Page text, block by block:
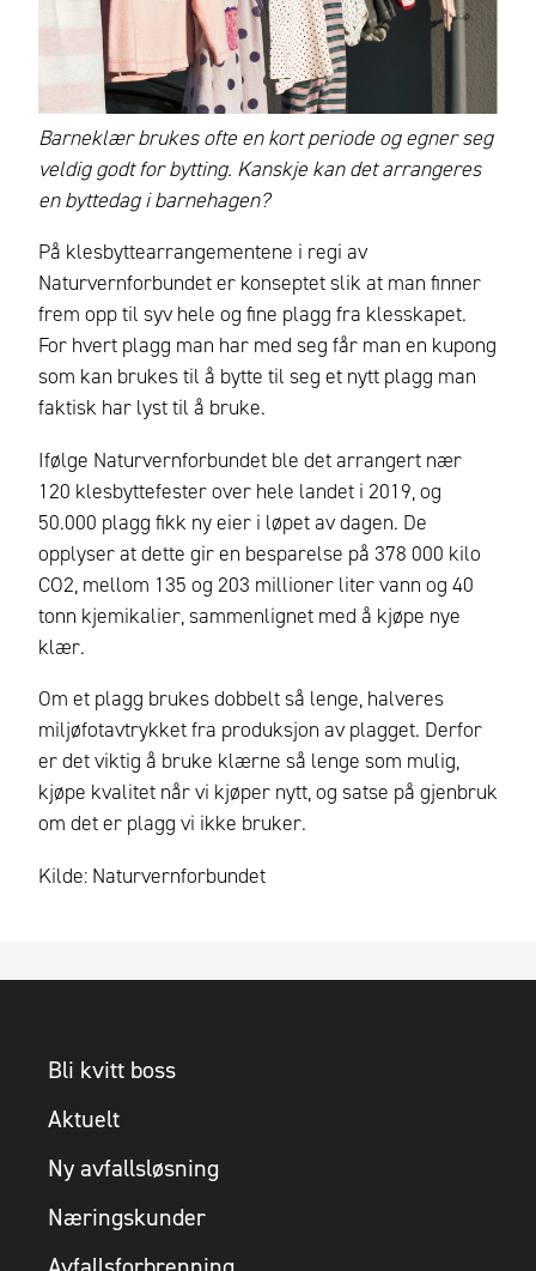
Barneklær brukes ofte en kort periode og egner seg
veldig godt for bytting. Kanskje kan det arrangeres
en byttedag i barnehagen?
På klesbyttearrangementene i regi av
Naturvernforbundet er konseptet slik at man finner
frem opp til syv hele og fine plagg fra klesskapet.
For hvert plagg man har med seg får man en kupong
som kan brukes til å bytte til seg et nytt plagg man
faktisk har lyst til å bruke.
Ifølge Naturvernforbundet ble det arrangert nær
120 klesbyttefester over hele landet i 2019, og
50.000 plagg fikk ny eier i løpet av dagen. De
opplyser at dette gir en besparelse på 378 000 kilo
CO2, mellom 135 og 203 millioner liter vann og 40
tonn kjemikalier, sammenlignet med å kjøpe nye
klær.
Om et plagg brukes dobbelt så lenge, halveres
miljøfotavtrykket fra produksjon av plagget. Derfor
er det viktig å bruke klærne så lenge som mulig,
kjøpe kvalitet når vi kjøper nytt, og satse på gjenbruk
om det er plagg vi ikke bruker.
Kilde: Naturvernforbundet
Bli kvitt boss
Aktuelt
Ny avfallsløsning
Næringskunder